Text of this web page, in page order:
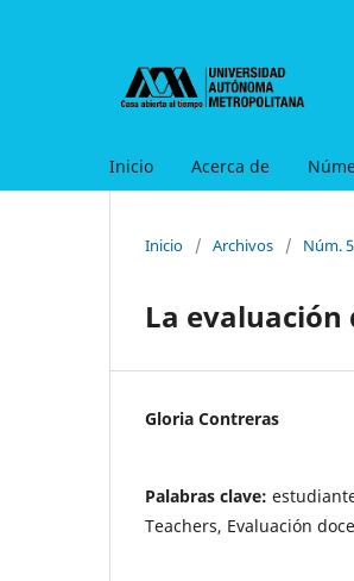
Inicio Acerca de
Inicio / Archivos / Núm.
La evaluación
Gloria Contreras
Palabras clave:
Teachers, Evaluación